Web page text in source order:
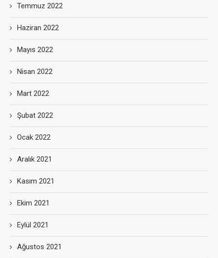
Temmuz 2022
Haziran 2022
Mayıs 2022
Nisan 2022
Mart 2022
Şubat 2022
Ocak 2022
Aralık 2021
Kasım 2021
Ekim 2021
Eylül 2021
Ağustos 2021